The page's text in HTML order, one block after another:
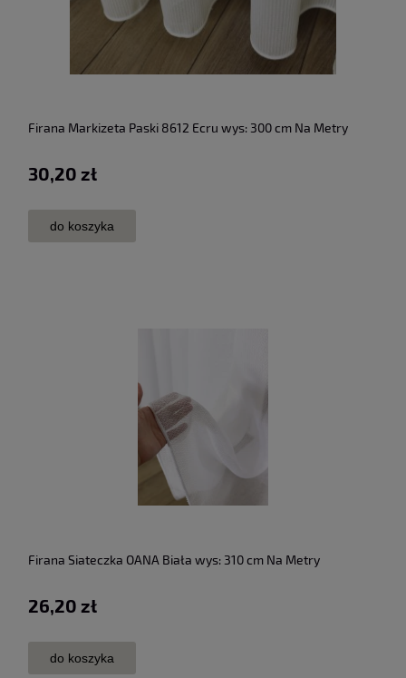
Firana Markizeta Paski 8612 Ecru wys: 300 cm Na Metry
30,20 zł
do koszyka
Firana Siateczka OANA Biała wys: 310 cm Na Metry
26,20 zł
do koszyka